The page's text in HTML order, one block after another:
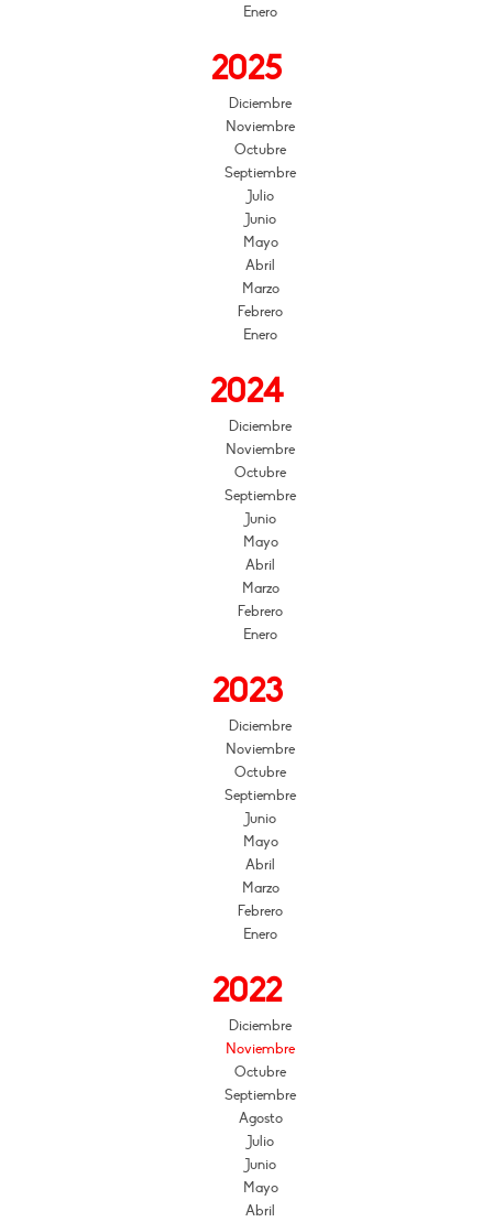
Enero
2025
Diciembre
Noviembre
Octubre
Septiembre
Julio
Junio
Mayo
Abril
Marzo
Febrero
Enero
2024
Diciembre
Noviembre
Octubre
Septiembre
Junio
Mayo
Abril
Marzo
Febrero
Enero
2023
Diciembre
Noviembre
Octubre
Septiembre
Junio
Mayo
Abril
Marzo
Febrero
Enero
2022
Diciembre
Noviembre
Octubre
Septiembre
Agosto
Julio
Junio
Mayo
Abril